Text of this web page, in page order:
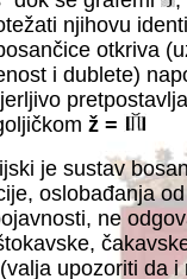
njihovu
otkriva
i dublete)
ž =
je sustav
oslobađanja
ne
upozoriti da